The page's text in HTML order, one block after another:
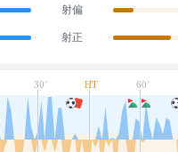
射偏
射正
30’ HT 60’